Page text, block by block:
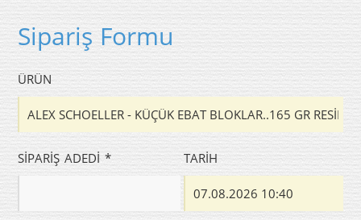
Sipariş Formu
ÜRÜN
SİPARİŞ ADEDİ * TARİH